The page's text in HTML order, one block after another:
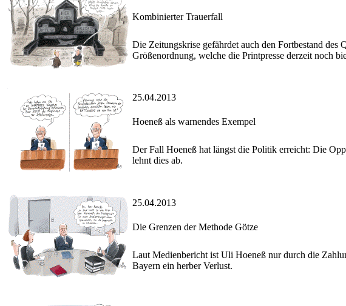
Kombinierter Trauerfall
Die Zeitungskrise gefährdet auch den Fortbestand
Größenordnung, welche die Printpresse derzeit noch
25.04.2013
Hoeneß als warnendes Exempel
Der Fall Hoeneß hat längst die Politik erreicht: Die
lehnt dies ab.
25.04.2013
Die Grenzen der Methode Götze
Laut Medienbericht ist Uli Hoeneß nur durch die
Bayern ein herber Verlust.